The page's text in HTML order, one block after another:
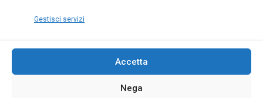
Gestisci servizi
Accetta
Nega